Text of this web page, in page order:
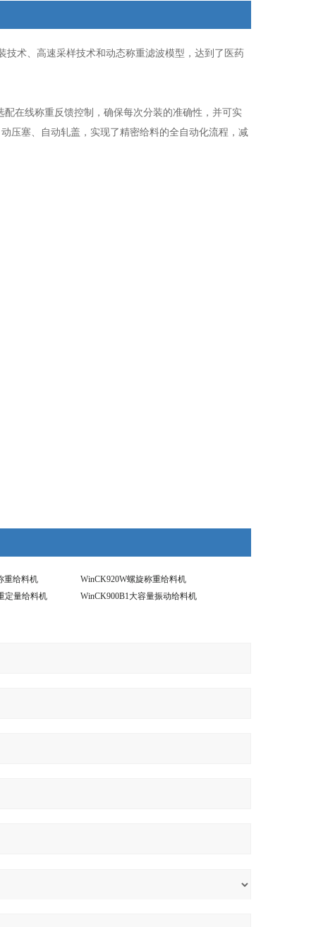
术、高速采样技术和动态称重滤波模型，达到了医药
线称重反馈控制，确保每次分装的准确性，并可实
压塞、自动轧盖，实现了精密给料的全自动化流程，减
重给料机
WinCK920W螺旋称重给料机
定量给料机
WinCK900B1大容量振动给料机